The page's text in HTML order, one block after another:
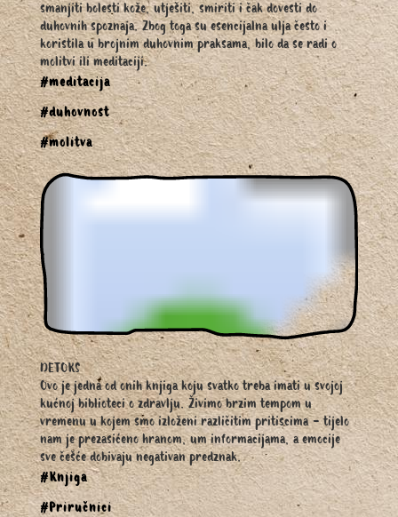
smanjiti bolesti kože, utješiti, smiriti i čak dovesti do
duhovnih spoznaja. Zbog toga su esencijalna ulja često i
koristila u brojnim duhovnim praksama, bilo da se radi o
molitvi ili meditaciji.
#meditacija
#duhovnost
#molitva
DETOKS
Ovo je jedna od onih knjiga koju svatko treba imati u svojoj
kućnoj biblioteci o zdravlju. Živimo brzim tempom u
vremenu u kojem smo izloženi različitim pritiscima - tijelo
nam je prezasićeno hranom, um informacijama, a emocije
sve češće dobivaju negativan predznak.
#Knjiga
#Priručnici